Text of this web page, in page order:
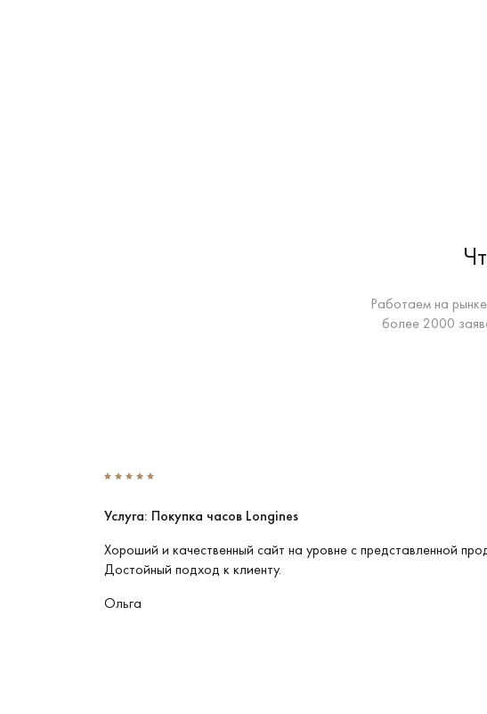
Работаем на
более 2000
Услуга: Покупка часов Longines
Хороший и качественный сайт на уровне с представленной
Достойный подход к клиенту.
Ольга